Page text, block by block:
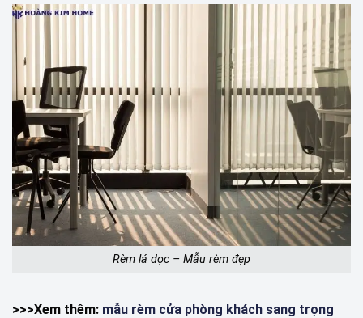
Rèm lá dọc – Mẫu rèm đẹp
>>>Xem thêm: mẫu rèm cửa phòng khách sang trọng